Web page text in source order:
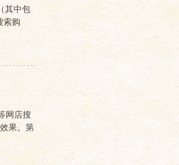
其中包
索购
网店搜
果。第